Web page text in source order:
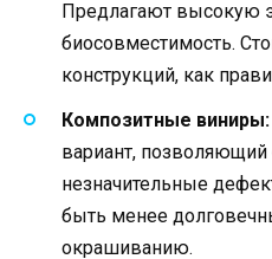
Предлагают высокую
биосовместимость.
конструкций, как
Композитные виниры:
вариант, позволяющий
незначительные
быть менее
окрашиванию.